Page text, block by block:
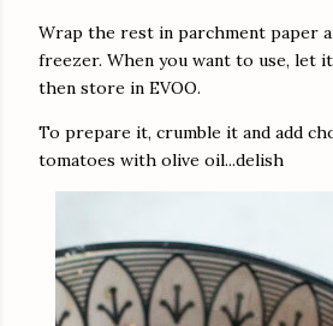
Wrap the rest in parchment paper
freezer. When you want to use, let
then store in EVOO.
To prepare it, crumble it and add
tomatoes with olive oil...delish